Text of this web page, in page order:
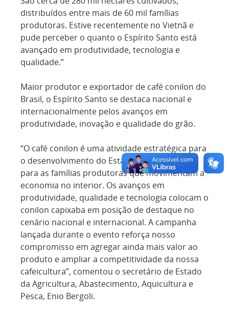
distribuídos entre mais de 60 mil famílias
produtoras. Estive recentemente no Vietnã e
pude perceber o quanto o Espírito Santo está
avançado em produtividade, tecnologia e
qualidade.”
Maior produtor e exportador de café conilon do
Brasil, o Espírito Santo se destaca nacional e
internacionalmente pelos avanços em
produtividade, inovação e qualidade do grão.
“O café conilon é uma atividade estratégica para
o desenvolvimento do Estado, especialmente
para as famílias produtoras que movimentam a
economia no interior. Os avanços em
produtividade, qualidade e tecnologia colocam o
conilon capixaba em posição de destaque no
cenário nacional e internacional. A campanha
lançada durante o evento reforça nosso
compromisso em agregar ainda mais valor ao
produto e ampliar a competitividade da nossa
cafeicultura”, comentou o secretário de Estado
da Agricultura, Abastecimento, Aquicultura e
Pesca, Enio Bergoli.